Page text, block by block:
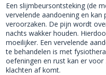
Een slijmbeursontsteking (de
vervelende aandoening en kan
veroorzaken. De pijn wordt
nachts wakker houden.
moeilijker. Een vervelende
te behandelen is met
oefeningen en rust kan er
klachten af komt.